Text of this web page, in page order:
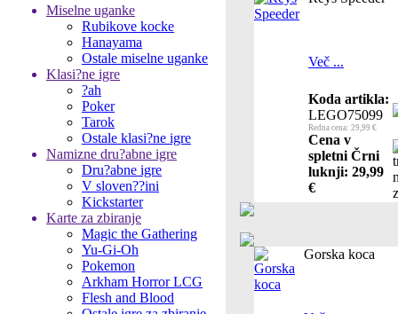
Miselne uganke
Rubikove kocke
Hanayama
Ostale miselne uganke
Klasi?ne igre
?ah
Poker
Tarok
Ostale klasi?ne igre
Namizne dru?abne igre
Dru?abne igre
V sloven??ini
Kickstarter
Karte za zbiranje
Magic the Gathering
Yu-Gi-Oh
Pokemon
Arkham Horror LCG
Flesh and Blood
Več ...
Koda artikla:
LEGO75099
Redna cena: 29,99 €
Cena v
spletni Črni
luknji: 29,99
€
Gorska koca